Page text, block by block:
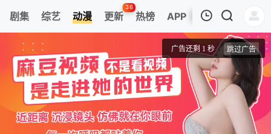
剧集 综艺 动漫 更新
36
热榜 APP
1154
海贼王
清空